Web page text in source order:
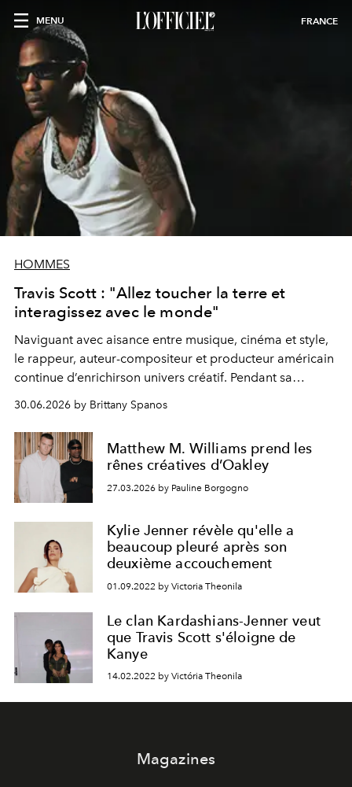
MENU FRANCE
HOMMES
Travis Scott : "Allez toucher la terre et
interagissez avec le monde"
Naviguant avec aisance entre musique, cinéma et style,
le rappeur, auteur-compositeur et producteur américain
continue d’enrichirson univers créatif. Pendant sa
Circus Maximus
ci, on le verra dans L’Odyssée
en octobre il jouera son propre rôle dans la comédie
Rolling Loud.
30.06.2026 by Brittany Spanos
Matthew M. Williams prend les
rênes créatives d’Oakley
27.03.2026 by Pauline Borgogno
Kylie Jenner révèle qu'elle a
beaucoup pleuré après son
deuxième accouchement
01.09.2022 by Victoria Theonila
Le clan Kardashians-Jenner veut
que Travis Scott s'éloigne de
Kanye
14.02.2022 by Victória Theonila
Magazines